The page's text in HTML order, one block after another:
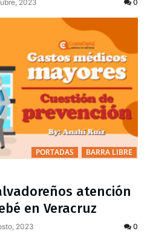
2023 0
PORTADAS BARRA LIBRE
atención
en Veracruz
2023 0